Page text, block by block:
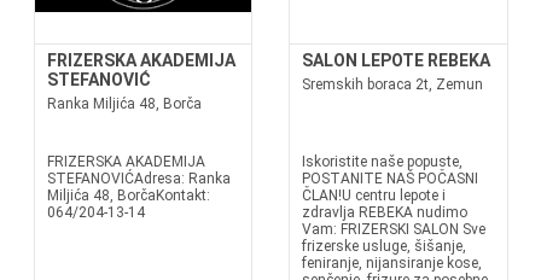
FRIZERSKA AKADEMIJA
STEFANOVIĆ
Ranka Miljića 48, Borča
FRIZERSKA AKADEMIJA
STEFANOVIĆAdresa: Ranka
Miljića 48, BorčaKontakt:
064/204-13-14
SALON LEPOTE REBEKA
Sremskih boraca 2t, Zemun
Iskoristite naše popuste,
POSTANITE NAŠ POČASNI
ČLAN!U centru lepote i
zdravlja REBEKA nudimo
Vam: FRIZERSKI SALON Sve
frizerske usluge, šišanje,
feniranje, nijansiranje kose,